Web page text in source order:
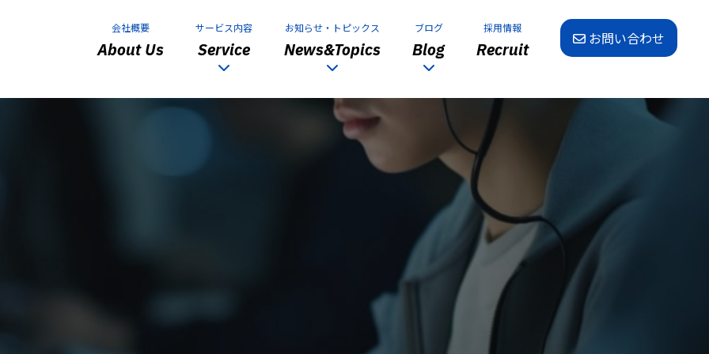
会社概要
About Us
サービス内容
Service
お知らせ・トピックス
News&Topics
ブログ
Blog
採用情報
Recruit
お問い合わせ